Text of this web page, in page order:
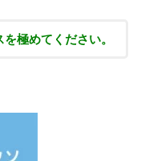
極めてください。